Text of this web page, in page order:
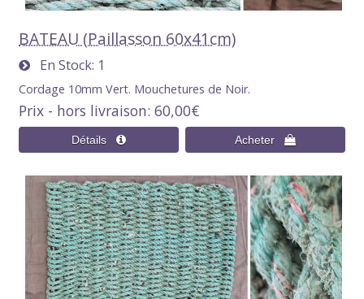
BATEAU (Paillasson 60x41cm)
En Stock 1
Cordage 10mm Vert. Mouchetures de Noir.
Prix - hors livraison 60,00€